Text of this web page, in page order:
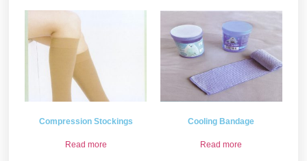
Compression Stockings
Read more
Cooling Bandage
Read more